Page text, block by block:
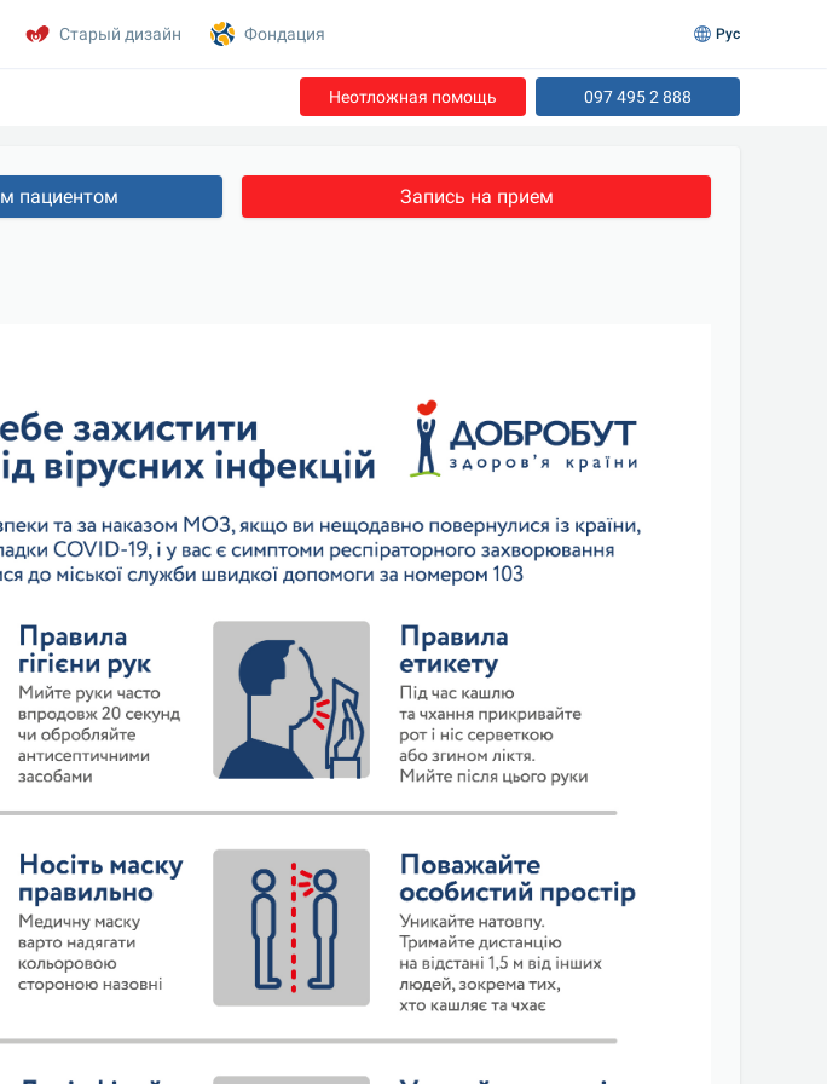
Неотложная помощь 097 495 2 888
пациентом Запись на прием
Старый дизайн Фондация Рус